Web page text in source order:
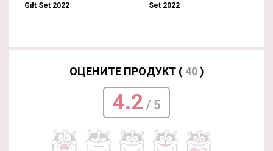
Gift Set 2022
Set 2022
ОЦЕНИТЕ ПРОДУКТ (40)
4.2 / 5